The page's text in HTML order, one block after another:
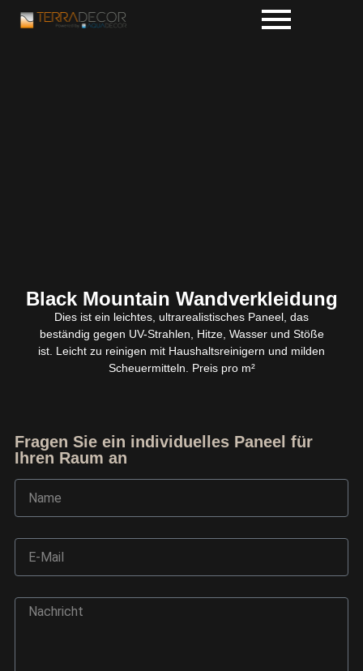
Black Mountain Wandverkleidung
Dies ist ein leichtes, ultrarealistisches Paneel, das
beständig gegen UV-Strahlen, Hitze, Wasser und Stöße
ist. Leicht zu reinigen mit Haushaltsreinigern und milden
Scheuermitteln. Preis pro m²
Fragen Sie ein individuelles Paneel für
Ihren Raum an
Ask TerraDecor Team